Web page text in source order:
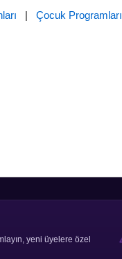
| Çocuk Programları
yeni üyelere özel